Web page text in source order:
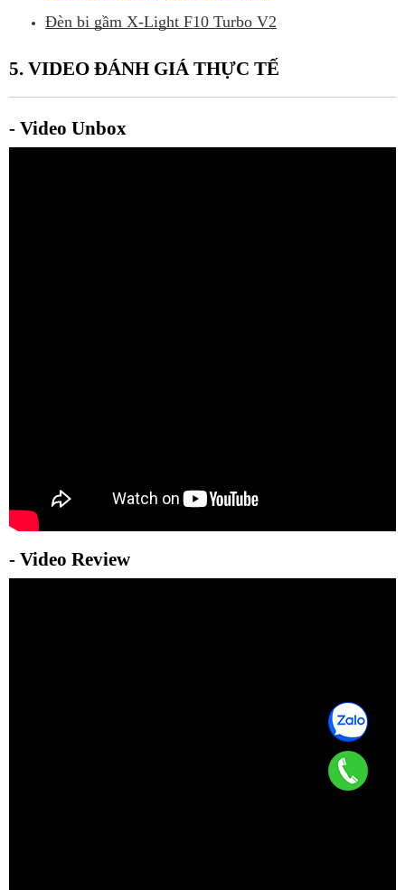
Đèn bi gầm X-Light F10 Turbo V2
5. VIDEO ĐÁNH GIÁ THỰC TẾ
- Video Unbox
- Video Review